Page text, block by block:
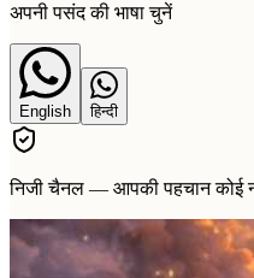
अपनी पसंद की भाषा चुनें
English हिन्दी
निजी चैनल — आपकी पहचान कोई